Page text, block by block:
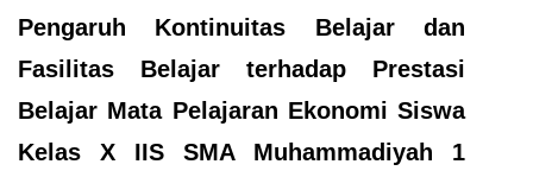
Pengaruh Kontinuitas Belajar dan
Fasilitas Belajar terhadap Prestasi
Belajar Mata Pelajaran Ekonomi Siswa
Kelas X IIS SMA Muhammadiyah 1